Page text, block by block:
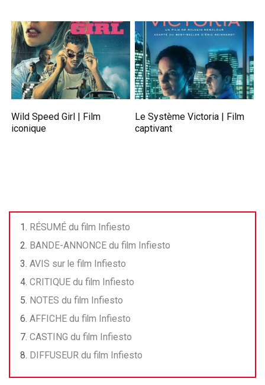
Wild Speed Girl | Film
iconique
Le Système Victoria | Film
captivant
RÉSUMÉ du film Infiesto
BANDE-ANNONCE du film Infiesto
AVIS sur le film Infiesto
CRITIQUE du film Infiesto
NOTES du film Infiesto
AFFICHE du film Infiesto
CASTING du film Infiesto
DIFFUSEUR du film Infiesto